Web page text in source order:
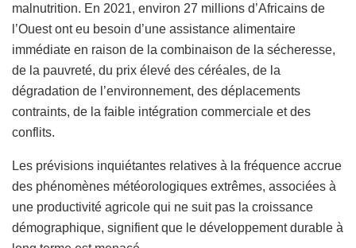
malnutrition. En 2021, environ 27 millions d’Africains de
l’Ouest ont eu besoin d’une assistance alimentaire
immédiate en raison de la combinaison de la sécheresse,
de la pauvreté, du prix élevé des céréales, de la
dégradation de l’environnement, des déplacements
contraints, de la faible intégration commerciale et des
conflits.
Les prévisions inquiétantes relatives à la fréquence accrue
des phénomènes météorologiques extrêmes, associées à
une productivité agricole qui ne suit pas la croissance
démographique, signifient que le développement durable à